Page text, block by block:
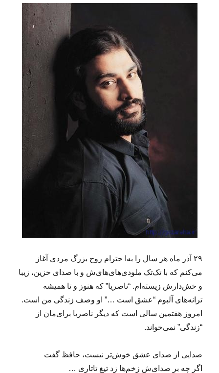
۲۹ آذر ماه هر سال را به‌ا حترام روح بزرگ مردی آغاز
می‌کنم که با تک‌تک ملودی‌های‌های‌ش و با صدای حزین، زیبا
و خش‌دارش زیسته‌ام. “ناصریا” که هنوز و تا همیشه
ترانه‌های آلبوم “عشق است …” او وصف زندگی من است.
امروز هفتمین سالی است که دیگر ناصریا برای‌مان از
“زندگی” نمی‌خواند.
صدایی از صدای عشق خوش‌تر نیست، حافظ گفت
اگر چه بر صدای‌ش زخم‌ها زد تیغ تاتاری …